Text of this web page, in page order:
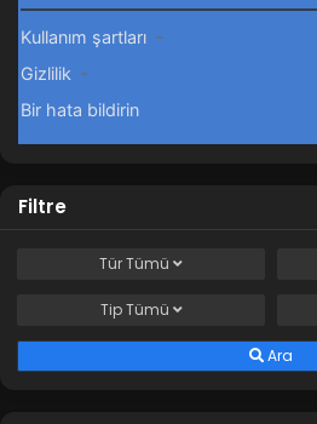
Filtre
TürTümü
TipTümü
Ara